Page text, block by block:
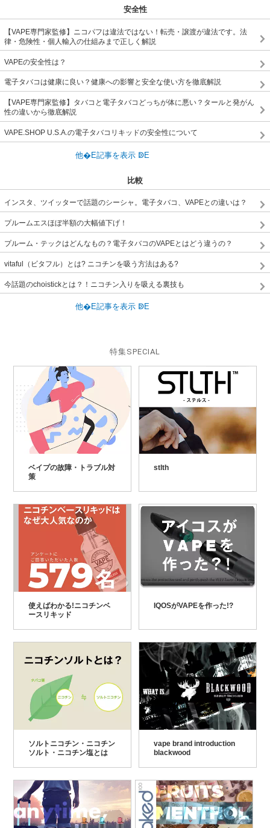
安全性
【VAPE専門家監修】ニコパフは違法ではない！転売・譲渡が違法です。法
律・危険性・個人輸入の仕組みまで正しく解説
VAPEの安全性は？
電子タバコは健康に良い？健康への影響と安全な使い方を徹底解説
【VAPE専門家監修】タバコと電子タバコどっちが体に悪い？タールと発がん
性の違いから徹底解説
VAPE.SHOP U.S.A.の電子タバコリキッドの安全性について
比較
インスタ、ツイッターで話題のシーシャ。電子タバコ、VAPEとの違いは？
プルームエスほぼ半額の大幅値下げ！
プルーム・テックはどんなもの？電子タバコのVAPEとはどう違うの？
vitaful（ビタフル）とは? ニコチンを吸う方法はある?
今話題のchoistickとは？！ニコチン入りを吸える裏技も
特集 SPECIAL
ベイプの故障・トラブル対
策
stlth
使えばわかる!ニコチンベ
ースリキッド
IQOSがVAPEを作った!?
ソルトニコチン・ニコチン
ソルト・ニコチン塩とは
vape brand introduction
blackwood